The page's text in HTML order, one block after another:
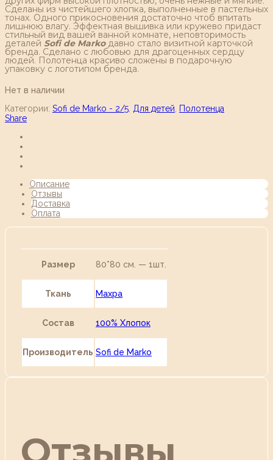
Сделаны из чистейшего хлопка, выполненные в пастельных
тонах. Одного прикосновения достаточно чтоб впитать
лишнюю влагу. Эффектная вышивка или кружево придаст
стильный вид вашей ванной комнате, неповторимость
деталей Sofi de Markoдавно стало визитной карточкой
бренда. Сделано с любовью для драгоценных сердцу
людей. Полотенца красиво сложены в подарочную
упаковку с логотипом бренда.
Нет в наличии
Категории: Sofi de Marko - 2/5 Для детей
Полотенца
Share
Описание
Отзывы
Доставка
Оплата
Размер 80*80 см. — 1шт.
Ткань Махра
Состав 100% Хлопок
Производитель Sofi de Marko